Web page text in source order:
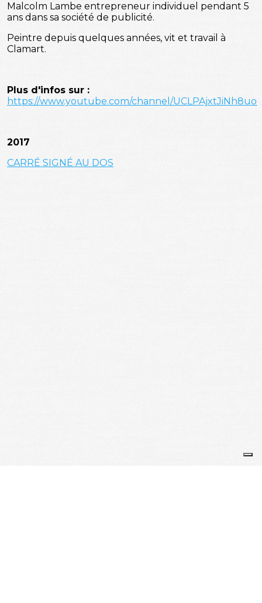
Malcolm Lambe entrepreneur individuel pendant 5
ans dans sa société de publicité.
Peintre depuis quelques années, vit et travail à
Clamart.
Plus d'infos sur :
https://www.youtube.com/channel/
2017
CARRÉ SIGNÉ AU DOS